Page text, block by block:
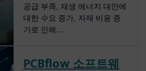
공급 부족, 재생 에너지 대안에
대한 수요 증가, 자재 비용 증
가로 인해...
PCBflow 소프트웨